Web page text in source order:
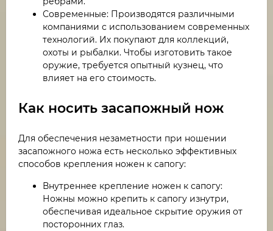
Современные: Производятся различными
компаниями с использованием современных
технологий. Их покупают для коллекций,
охоты и рыбалки. Чтобы изготовить такое
оружие, требуется опытный кузнец, что
влияет на его стоимость.
Как носить засапожный нож
Для обеспечения незаметности при ношении
засапожного ножа есть несколько эффективных
способов крепления ножен к сапогу:
Внутреннее крепление ножен к сапогу:
Ножны можно крепить к сапогу изнутри,
обеспечивая идеальное скрытие оружия от
посторонних глаз.